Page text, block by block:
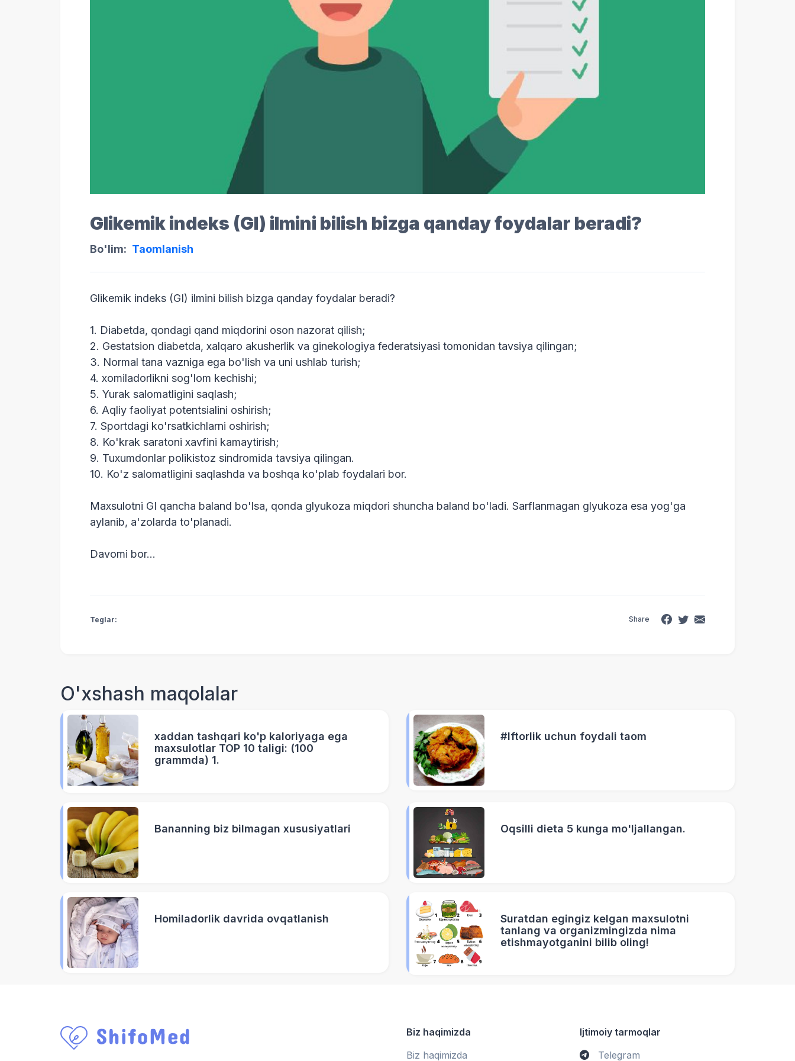
Glikemik indeks (GI) ilmini bilish bizga qanday foydalar beradi?
Bo'lim: Taomlanish
Glikemik indeks (GI) ilmini bilish bizga qanday foydalar beradi?
1. Diabetda, qondagi qand miqdorini oson nazorat qilish;
2. Gestatsion diabetda, xalqaro akusherlik va ginekologiya federatsiyasi tomonidan tavsiya qilingan;
3. Normal tana vazniga ega bo'lish va uni ushlab turish;
4. xomiladorlikni sog'lom kechishi;
5. Yurak salomatligini saqlash;
6. Aqliy faoliyat potentsialini oshirish;
7. Sportdagi ko'rsatkichlarni oshirish;
8. Ko'krak saratoni xavfini kamaytirish;
9. Tuxumdonlar polikistoz sindromida tavsiya qilingan.
10. Ko'z salomatligini saqlashda va boshqa ko'plab foydalari bor.
Maxsulotni GI qancha baland bo'lsa, qonda glyukoza miqdori shuncha baland bo'ladi. Sarflanmagan glyukoza esa yog'ga
aylanib, a'zolarda to'planadi.
Davomi bor...
Teglar: Share
O'xshash maqolalar
xaddan tashqari ko'p kaloriyaga ega
maxsulotlar TOP 10 taligi: (100
grammda) 1.
#Iftorlik uchun foydali taom
Bananning biz bilmagan xususiyatlari Oqsilli dieta 5 kunga mo'ljallangan.
Homiladorlik davrida ovqatlanish
Suratdan egingiz kelgan maxsulotni
tanlang va organizmingizda nima
etishmayotganini bilib oling!
Biz haqimizda
Biz haqimizda
Ijtimoiy tarmoqlar
Telegram